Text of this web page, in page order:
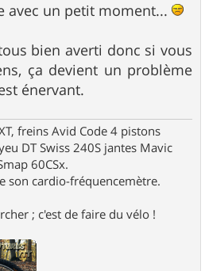
avec un petit moment...
bien averti donc si vous
ça devient un problème
énervant.
freins Avid Code 4 pistons
DT Swiss 240S jantes Mavic
60CSx.
son cardio-fréquencemètre.
; c'est de faire du vélo !